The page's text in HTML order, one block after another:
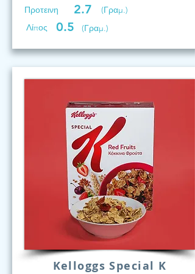
Προτεινη 2.7
(Γραμ.)
Λίπος
0.5 (Γραμ.)
Kelloggs Special K